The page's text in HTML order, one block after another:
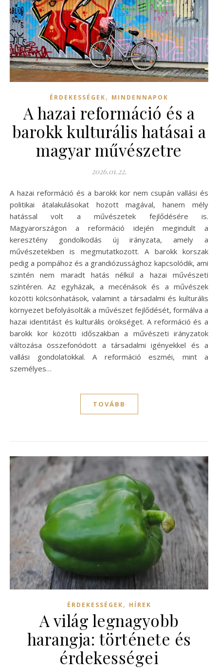
ÉRDEKESSÉGEK, MINDENNAPOK
A hazai reformáció és a
barokk kulturális hatásai a
magyar művészetre
2026.01.22.
A hazai reformáció és a barokk kor nem csupán vallási és
politikai átalakulásokat hozott magával, hanem mély
hatással volt a művészetek fejlődésére is.
Magyarországon a reformáció idején megindult a
keresztény gondolkodás új irányzata, amely a
művészetekben is megmutatkozott. A barokk korszak
pedig a pompához és a grandiózussághoz kapcsolódik, ami
szintén nem maradt hatás nélkül a hazai művészeti
színtéren. Az egyházak, a mecénások és a művészek
közötti kölcsönhatások, valamint a társadalmi és kulturális
környezet befolyásolták a művészet fejlődését, formálva a
hazai identitást és kulturális örökséget. A reformáció és a
barokk kor közötti időszakban a művészeti irányzatok
változása összefonódott a társadalmi igényekkel és a
vallási gondolatokkal. A reformáció eszméi, mint a
személyes…
TOVÁBB
ÉRDEKESSÉGEK, HÍREK
A világ legnagyobb
harangja: története és
érdekességei